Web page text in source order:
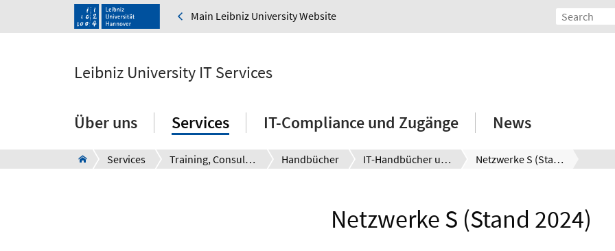
Main Leibniz University Website
Leibniz University IT Services
Über uns Services IT-Compliance und Zugänge News
Services Training, Consulting and Support Handbücher IT-Handbücher und eBooks Netzwerke S (Stand 2024)
Netzwerke S (Stand 2024)